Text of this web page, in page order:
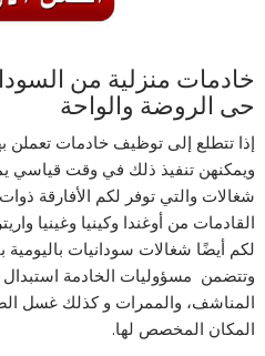
خادمات منزلية من
حى الروضة والواحة
إذا تتطلع إلى توظيف خادمات تعملن
ويمكنهن تنفيذ ذلك في وقت قياسي
شغالات والتي توفر لكم الأفارقة
القادمات من أوغندا وكينيا وغينيا
لكم أيضًا شغالات سودانيات باليومية
وتتضمن مسؤوليات الخادمة
المناشف، والممرات و كذلك غسل
المكان المخصص لها.